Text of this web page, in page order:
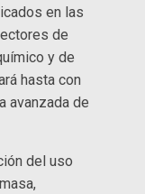
en las
de
y de
hasta con
avanzada de
del uso